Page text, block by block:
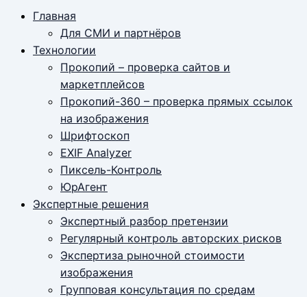
Главная
Для СМИ и партнёров
Технологии
Прокопий – проверка сайтов и
маркетплейсов
Прокопий-360 – проверка прямых ссылок
на изображения
Шрифтоскоп
EXIF Analyzer
Пиксель-Контроль
ЮрАгент
Экспертные решения
Экспертный разбор претензии
Регулярный контроль авторских рисков
Экспертиза рыночной стоимости
изображения
Групповая консультация по средам